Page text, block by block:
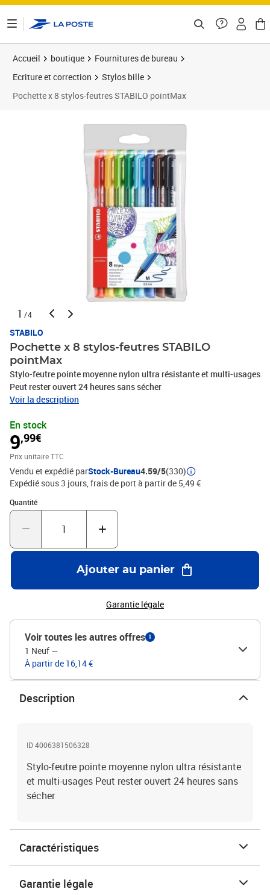
Accueil boutique
Fournitures de bureau
Ecriture et correction
Stylos bille
Pochette x 8 stylos-feutres STABILO pointMax
1 /4
STABILO
Pochette x 8 stylos-feutres STABILO
pointMax
Stylo-feutre pointe moyenne nylon ultra résistante et multi-usages
Peut rester ouvert 24 heures sans sécher
Voir la description
En stock
9,99€
Prix unitaire TTC
Vendu et expédié parStock-Bureau4.59/5(330)
Expédié sous 3 jours, frais de port à partir de 5,49 €
Quantité
Quantité : 1
Ajouter au panier
Garantie légale
Voir toutes les autres offres 1
1 Neuf —
À partir de 16,14 €
Description
ID 4006381506328
Stylo-feutre pointe moyenne nylon ultra résistante
et multi-usages Peut rester ouvert 24 heures sans
sécher
Caractéristiques
Garantie légale